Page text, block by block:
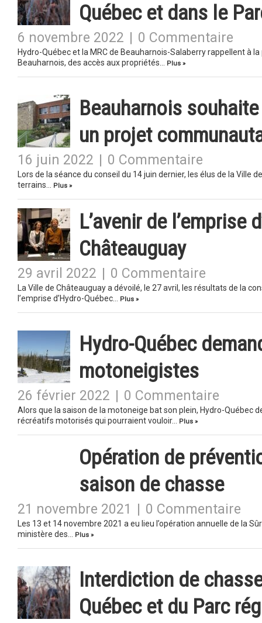
Québec et dans le
6 novembre 2022 0 Commentaire
Hydro-Québec et la MRC de Beauharnois-Salaberry rappellent à
Beauharnois, des accès aux propriétés…
Plus »
Beauharnois
un projet
16 juin 2022 0 Commentaire
Lors de la séance du conseil du 14 juin dernier, les élus de la
terrains…
Plus »
L’avenir de l’emprise
Châteauguay
29 avril 2022 0 Commentaire
La Ville de Châteauguay a dévoilé, le 27 avril, les résultats de la
l’emprise d’Hydro-Québec…
Plus »
Hydro-Québec
motoneigistes
26 février 2022 0 Commentaire
Alors que la saison de la motoneige bat son plein, Hydro-
récréatifs motorisés qui pourraient vouloir…
Plus »
Opération de
saison de chasse
21 novembre 2021 0 Commentaire
Les 13 et 14 novembre 2021 a eu lieu l’opération annuelle de la
ministère des…
Plus »
Interdiction de
Québec et du Parc